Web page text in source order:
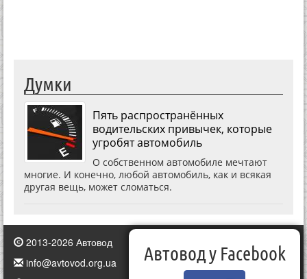
Думки
Пять распространённых
водительских привычек, которые
угробят автомобиль
О собственном автомобиле мечтают
многие. И конечно, любой автомобиль, как и всякая
другая вещь, может сломаться.
2013-2026 Автовод
info@avtovod.org.ua
Автовод у Facebook